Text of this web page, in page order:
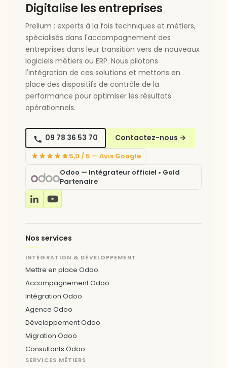
Digitalise les
entreprises
Prelium : experts à la fois techniques et métiers,
spécialisés dans l'accompagnement des
entreprises dans leur transition vers de nouveaux
logiciels métiers ou ERP. Nous pilotons
l'intégration de ces solutions et mettons en
place des dispositifs de contrôle de la
performance pour optimiser les résultats
09 78 36 53 70 Contactez-nous→
5,0 / 5 — Avis Google
Odoo — Intégrateur officiel • Gold
INTÉGRATION & DÉVELOPPEMENT
Mettre en place Odoo
Accompagnement Odoo
Intégration Odoo
Agence Odoo
Développement Odoo
Migration Odoo
Consultants Odoo